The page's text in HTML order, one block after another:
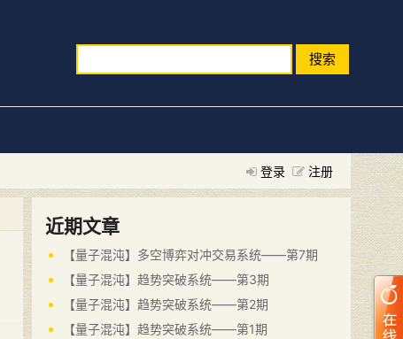
搜索
登录 注册
近期文章
【量子混沌】多空博弈对冲交易系统——第7期
【量子混沌】趋势突破系统——第3期
【量子混沌】趋势突破系统——第2期
【量子混沌】趋势突破系统——第1期